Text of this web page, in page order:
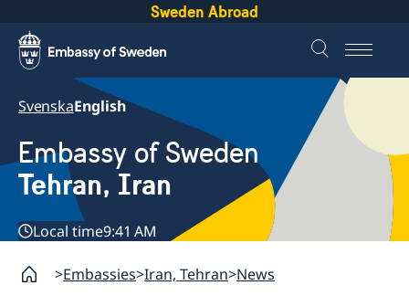
Sweden Abroad
SvenskaEnglish
Embassy of Sweden
Tehran, Iran
Local time9:41 AM
Embassies Iran, Tehran News